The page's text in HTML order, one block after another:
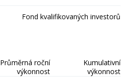
Fond kvalifikovaných investorů
Průměrná roční
výkonnost
Kumulativní
výkonnost